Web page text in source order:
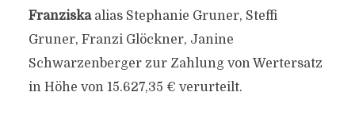
Franziska alias Stephanie Gruner, Steffi
Gruner, Franzi Glöckner, Janine
Schwarzenberger zur Zahlung von Wertersatz
in Höhe von 15.627,35 € verurteilt.